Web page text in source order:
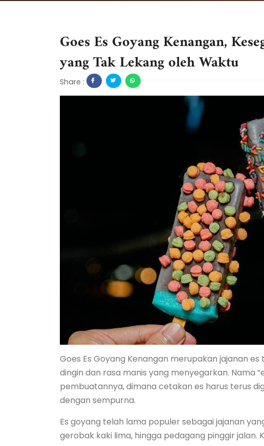
Goes Es Goyang Kenangan,
yang Tak Lekang oleh Waktu
Share :
Goes Es Goyang Kenangan merupakan jajanan
dingin dan rasa manis yang menyegarkan. Nama
pembuatannya, dimana cetakan es harus terus
dengan sempurna.
Es goyang telah lama populer sebagai jajanan
gerobak kaki lima, hingga pedagang pinggir jalan.